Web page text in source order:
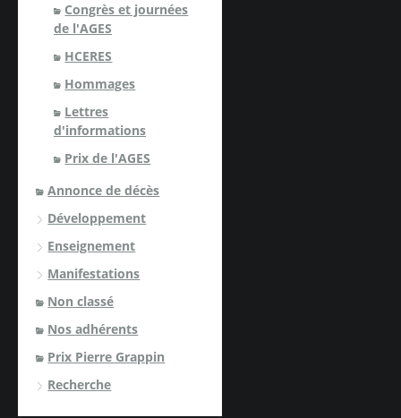
Congrès et journées
de l'AGES
HCERES
Hommages
Lettres
d'informations
Prix de l'AGES
Annonce de décès
Développement
Enseignement
Manifestations
Non classé
Nos adhérents
Prix Pierre Grappin
Recherche